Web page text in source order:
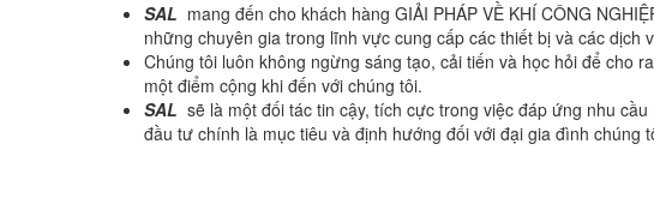
SAL mang đến cho khách hàng GIẢI PHÁP VỀ KHÍ CÔNG
những chuyên gia trong lĩnh vực cung cấp các thiết bị và các dịch
Chúng tôi luôn không ngừng sáng tạo, cải tiến và học hỏi để cho
một điểm cộng khi đến với chúng tôi.
SAL sẽ là một đối tác tin cậy, tích cực trong việc đáp ứng nhu
đầu tư chính là mục tiêu và định hướng đối với đại gia đình chúng